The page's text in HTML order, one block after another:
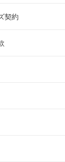
款
同意書
面
契約